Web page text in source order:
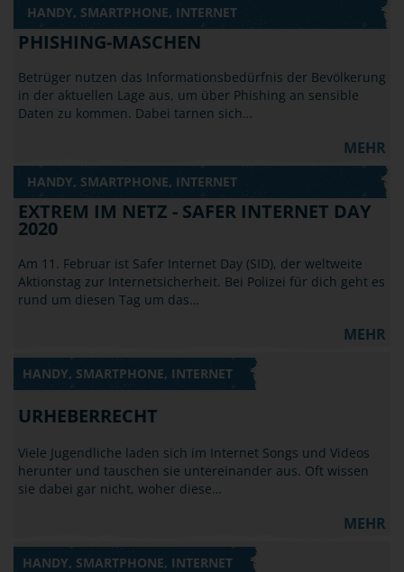
HANDY, SMARTPHONE, INTERNET
PHISHING-MASCHEN
Betrüger nutzen das Informationsbedürfnis der Bevölkerung
in der aktuellen Lage aus, um über Phishing an sensible
Daten zu kommen. Dabei tarnen sich…
MEHR
HANDY, SMARTPHONE, INTERNET
EXTREM IM NETZ - SAFER INTERNET DAY
2020
Am 11. Februar ist Safer Internet Day (SID), der weltweite
Aktionstag zur Internetsicherheit. Bei Polizei für dich geht es
rund um diesen Tag um das…
MEHR
HANDY, SMARTPHONE, INTERNET
URHEBERRECHT
Viele Jugendliche laden sich im Internet Songs und Videos
herunter und tauschen sie untereinander aus. Oft wissen
sie dabei gar nicht, woher diese…
MEHR
HANDY, SMARTPHONE, INTERNET